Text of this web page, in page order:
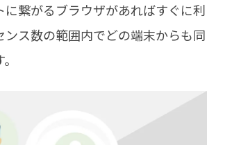
に繋がるブラウザがあればすぐに利
ンス数の範囲内でどの端末からも同